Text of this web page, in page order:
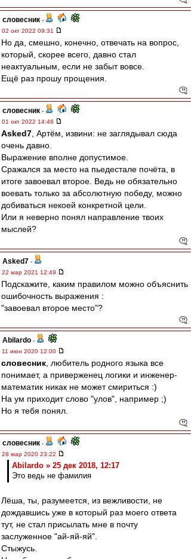
словесник -
02 окт 2022 09:31
Но да, смешно, конечно, отвечать на вопрос,
который, скорее всего, давно стал
неактуальным, если не забыт вовсе.
Ещё раз прошу прощения.
словесник -
01 окт 2022 14:46
Asked7 , Артём, извини: не заглядывал сюда
очень давно.
Выражение вполне допустимое.
Сражался за место на пьедестале почёта, в
итоге завоевал второе. Ведь не обязательно
воевать только за абсолютную победу, можно
добиваться некоей конкретной цели.
Или я неверно понял направление твоих
мыслей?
Asked7 -
22 мар 2021 12:49
Подскажите, каким правилом можно объяснить
ошибочность выражения :
"завоевал второе место"?
Abilardo -
11 июн 2020 12:00
словесник , любитель родного языка все
понимает, а приверженец логики и инженер-
математик никак не может смириться :)
На ум приходит слово "улов", например ;)
Но я тебя понял.
словесник -
28 мар 2020 23:22
Abilardo » 25 дек 2018, 12:17
Это ведь не фамилия
Лёша, ты, разумеется, из вежливости, не
дождавшись уже в который раз моего ответа
тут, не стал присылать мне в почту
заслуженное "ай-яй-яй".
Стыжусь.